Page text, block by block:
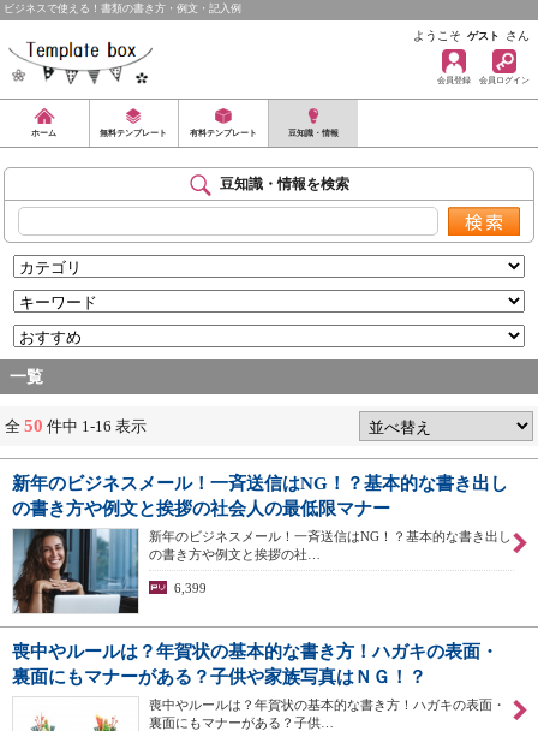
ビジネスで使える！書類の書き方・例文・記入例
ようこそ ゲスト さん
会員登録 会員ログイン
ホーム 無料テンプレート 有料テンプレート 豆知識・情報
豆知識・情報を検索
一覧
全 50 件中 1-16 表示
新年のビジネスメール！一斉送信はNG！？基本的な書き出し
の書き方や例文と挨拶の社会人の最低限マナー
新年のビジネスメール！一斉送信はNG！？基本的な書き出し
の書き方や例文と挨拶の社…
6,399
喪中やルールは？年賀状の基本的な書き方！ハガキの表面・
裏面にもマナーがある？子供や家族写真はＮＧ！？
喪中やルールは？年賀状の基本的な書き方！ハガキの表面・
裏面にもマナーがある？子供…